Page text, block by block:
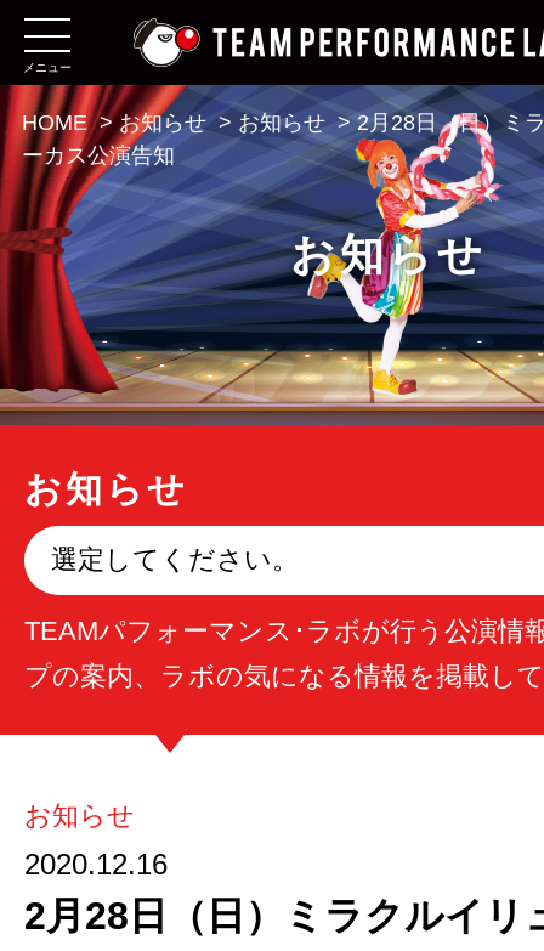
メニュー
お知らせ
HOME >お知らせ > お知らせ > 2月28日（日）ミ
ーカス公演告知
お知らせ
選定してください。
TEAMパフォーマンス･ラボが行う公演情
プの案内、ラボの気になる情報を掲載し
お知らせ
2020.12.16
2月28日（日）ミラクルイリ